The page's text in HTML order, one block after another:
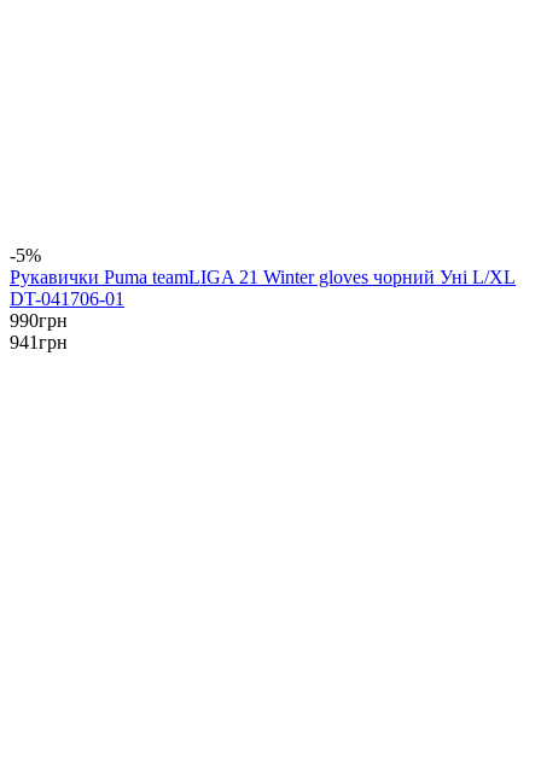
-5%
Рукавички Puma teamLIGA 21 Winter gloves чорний Уні L/XL
DT-041706-01
990грн
941грн